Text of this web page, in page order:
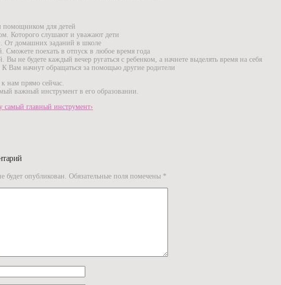
помощником для детей
Которого слушают и уважают дети
От домашних заданий в школе
Сможете поехать в отпуск в любое время года
Вы не будете каждый вечер ругаться с ребенком, а начнете выделять время на себя
Вам начнут обращаться за помощью другие родители
нам прямо сейчас.
важный инструмент в его образовании.
самый главный инструмент›
будет опубликован. Обязательные поля помечены *